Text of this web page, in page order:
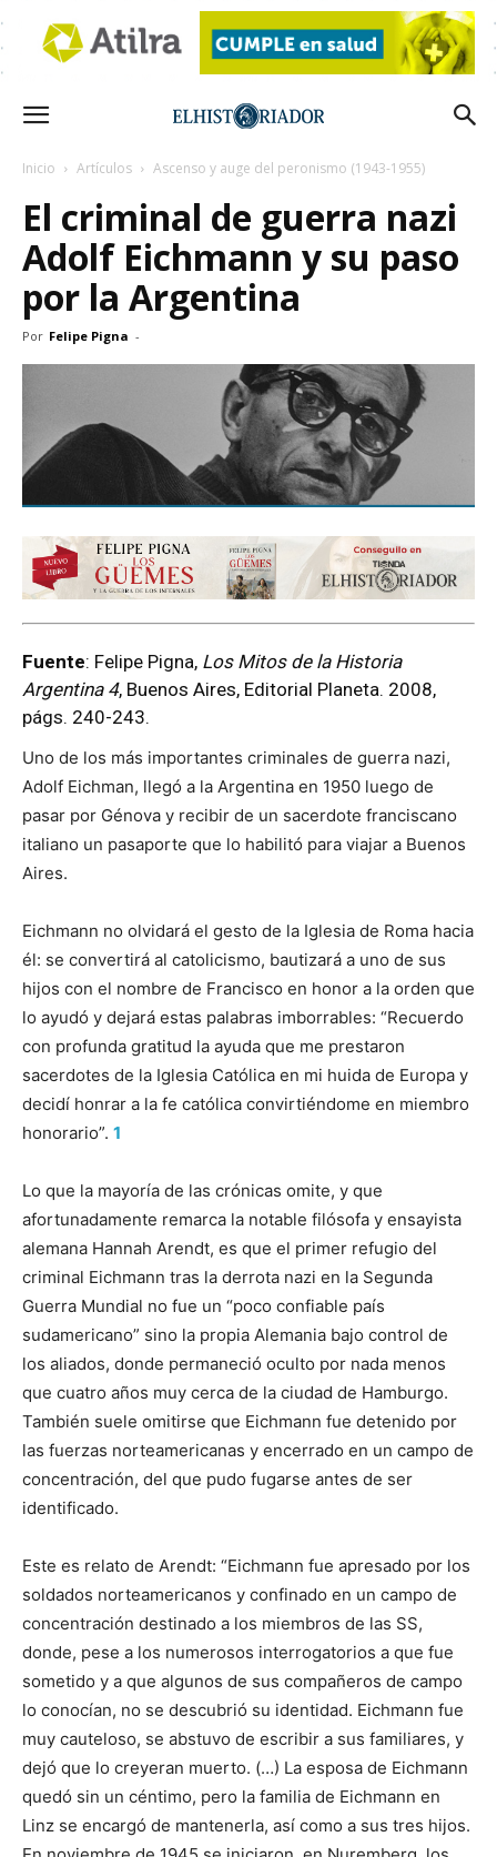
Inicio Artículos Ascenso y auge del peronismo (1943-1955)
El criminal de guerra nazi
Adolf Eichmann y su paso
por la Argentina
Por Felipe Pigna -
Fuente: Felipe Pigna, Los Mitos de la Historia
Argentina 4, Buenos Aires, Editorial Planeta. 2008,
págs. 240-243.
Uno de los más importantes criminales de guerra nazi,
Adolf Eichman, llegó a la Argentina en 1950 luego de
pasar por Génova y recibir de un sacerdote franciscano
italiano un pasaporte que lo habilitó para viajar a Buenos
Aires.
Eichmann no olvidará el gesto de la Iglesia de Roma hacia
él: se convertirá al catolicismo, bautizará a uno de sus
hijos con el nombre de Francisco en honor a la orden que
lo ayudó y dejará estas palabras imborrables: “Recuerdo
con profunda gratitud la ayuda que me prestaron
sacerdotes de la Iglesia Católica en mi huida de Europa y
decidí honrar a la fe católica convirtiéndome en miembro
honorario”. 1
Lo que la mayoría de las crónicas omite, y que
afortunadamente remarca la notable filósofa y ensayista
alemana Hannah Arendt, es que el primer refugio del
criminal Eichmann tras la derrota nazi en la Segunda
Guerra Mundial no fue un “poco confiable país
sudamericano” sino la propia Alemania bajo control de
los aliados, donde permaneció oculto por nada menos
que cuatro años muy cerca de la ciudad de Hamburgo.
También suele omitirse que Eichmann fue detenido por
las fuerzas norteamericanas y encerrado en un campo de
concentración, del que pudo fugarse antes de ser
identificado.
Este es relato de Arendt: “Eichmann fue apresado por los
soldados norteamericanos y confinado en un campo de
concentración destinado a los miembros de las SS,
donde, pese a los numerosos interrogatorios a que fue
sometido y a que algunos de sus compañeros de campo
lo conocían, no se descubrió su identidad. Eichmann fue
muy cauteloso, se abstuvo de escribir a sus familiares, y
dejó que lo creyeran muerto. (…) La esposa de Eichmann
quedó sin un céntimo, pero la familia de Eichmann en
Linz se encargó de mantenerla, así como a sus tres hijos.